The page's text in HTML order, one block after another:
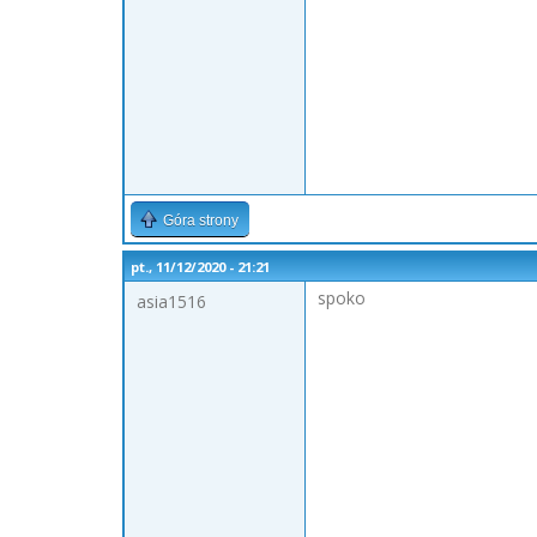
Góra strony
pt., 11/12/2020 - 21:21
asia1516 spoko